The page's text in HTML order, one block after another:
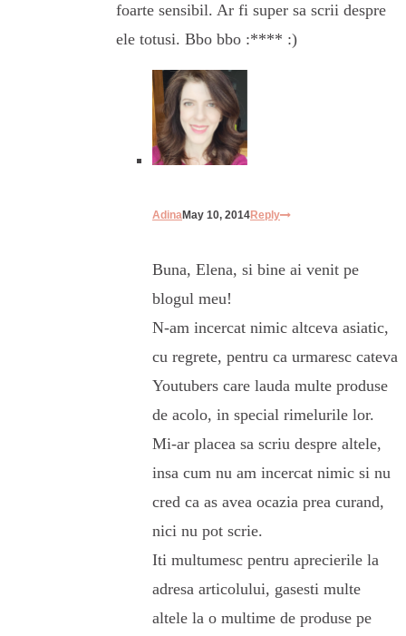
foarte sensibil. Ar fi super sa scrii despre
ele totusi. Bbo bbo :**** :)
AdinaMay 10, 2014Reply
Buna, Elena, si bine ai venit pe
blogul meu!
N-am incercat nimic altceva asiatic,
cu regrete, pentru ca urmaresc cateva
Youtubers care lauda multe produse
de acolo, in special rimelurile lor.
Mi-ar placea sa scriu despre altele,
insa cum nu am incercat nimic si nu
cred ca as avea ocazia prea curand,
nici nu pot scrie.
Iti multumesc pentru aprecierile la
adresa articolului, gasesti multe
altele la o multime de produse pe